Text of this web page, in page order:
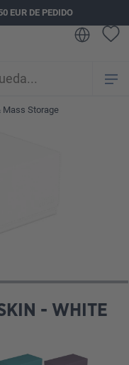
EUR DE PEDIDO
Mass Storage
- WHITE